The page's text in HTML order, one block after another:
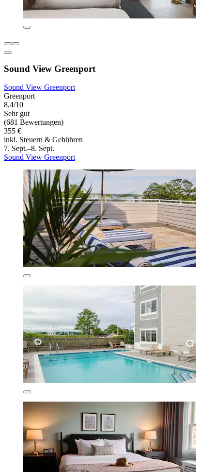
Sound View Greenport
Sound View Greenport
Greenport
8,4/10
Sehr gut
(681 Bewertungen)
355 €
inkl. Steuern & Gebühren
7. Sept.–8. Sept.
Sound View Greenport